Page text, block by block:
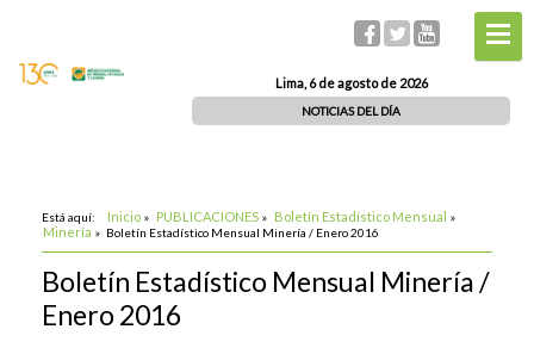
Lima, 6 de agosto de 2026
NOTICIAS DEL DÍA
Está aquí: Inicio » PUBLICACIONES » Boletín Estadístico Mensual »
Minería » Boletín Estadístico Mensual Minería / Enero 2016
Boletín Estadístico Mensual Minería /
Enero 2016